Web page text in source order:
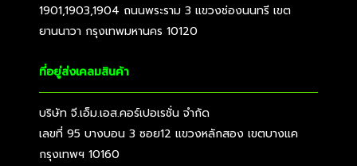
1901,1903,1904 ถนนพระราม 3 แขวงช่องนนทรี เขต
ยานนาวา กรุงเทพมหานคร 10120
ที่อยู่ส่งเคลมสินค้า
บริษัท จี.เอ็ม.เอส.คอร์เปอเรชั่น จำกัด
เลขที่ 95 บางบอน 3 ซอย12 แขวงหลักสอง เขตบางแค
กรุงเทพฯ 10160